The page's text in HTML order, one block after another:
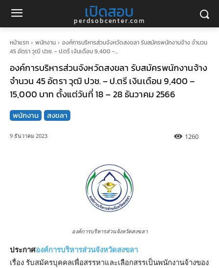
เปิดสอบ
perdsobcenter.com
หน้าแรก พนักงาน
องค์การบริหารส่วนจังหวัดสงขลา รับสมัครพนักงานจ้าง จำนวน
45 อัตรา วุฒิ ปวช. - ป.ตรี เงินเดือน 9,400 -...
องค์การบริหารส่วนจังหวัดสงขลา รับสมัครพนักงานจ้าง
จำนวน 45 อัตรา วุฒิ ปวช. – ป.ตรี เงินเดือน 9,400 –
15,000 บาท ตั้งแต่วันที่ 18 – 28 ธันวาคม 2566
พนักงาน สงขลา
9 ธันวาคม 2023 1260
องค์การบริหารส่วนจังหวัดสงขลา
ประกาศองค์การบริหารส่วนจังหวัดสงขลา
เรื่อง รับสมัครบุคคลเพื่อสรรหาและเลือกสรรเป็นพนักงานจ้างของ